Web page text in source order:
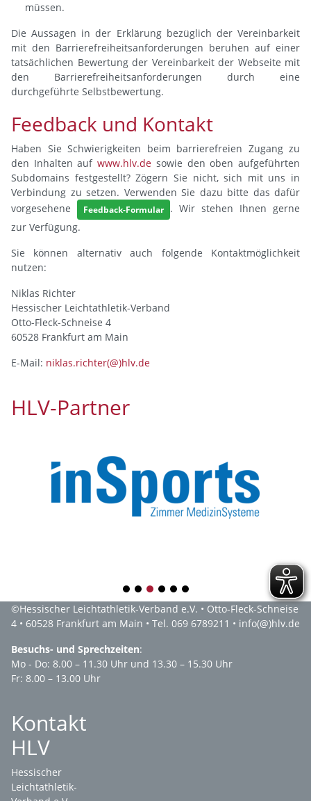
müssen.
Die Aussagen in der Erklärung bezüglich der Vereinbarkeit
mit den Barrierefreiheitsanforderungen beruhen auf einer
tatsächlichen Bewertung der Vereinbarkeit der Webseite mit
den Barrierefreiheitsanforderungen durch eine
durchgeführte Selbstbewertung.
Feedback und Kontakt
Haben Sie Schwierigkeiten beim barrierefreien Zugang zu
den Inhalten aufwww.hlv.de sowie den oben aufgeführten
Subdomains festgestellt? Zögern Sie nicht, sich mit uns in
Verbindung zu setzen. Verwenden Sie dazu bitte das dafür
vorgesehene
Feedback-Formular . Wir stehen Ihnen gerne
zur Verfügung.
Sie können alternativ auch folgende Kontaktmöglichkeit
nutzen:
Niklas Richter
Hessischer Leichtathletik-Verband
Otto-Fleck-Schneise 4
60528 Frankfurt am Main
E-Mail: niklas.richter(@)hlv.de
HLV-Partner
1 2 3 4 5 6
©Hessischer Leichtathletik-Verband e.V. • Otto-Fleck-Schneise
4 • 60528 Frankfurt am Main • Tel. 069 6789211 • info(@)hlv.de
Besuchs- und Sprechzeiten:
Mo - Do: 8.00 – 11.30 Uhr und 13.30 – 15.30 Uhr
Fr: 8.00 – 13.00 Uhr
Kontakt
HLV
Hessischer
Leichtathletik-